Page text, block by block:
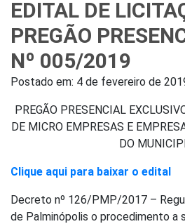
EDITAL DE
PREGÃO
Nº 005/2019
Postado em: 4 de fevereiro de
PREGÃO PRESENCIAL
DE MICRO EMPRESAS E
DO
Clique aqui para baixar o edital
Decreto nº 126/PMP/2017 –
de Palminópolis o procedimento a